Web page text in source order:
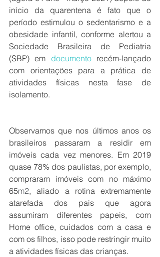
início da quarentena é fato que o
período estimulou o sedentarismo e a
obesidade infantil, conforme alertou a
Sociedade Brasileira de Pediatria
(SBP) em documento recém-lançado
com orientações para a prática de
atividades físicas nesta fase de
isolamento.
Observamos que nos últimos anos os
brasileiros passaram a residir em
imóveis cada vez menores. Em 2019
quase 78% dos paulistas, por exemplo,
compraram imóveis com no máximo
65m2, aliado a rotina extremamente
atarefada dos pais que agora
assumiram diferentes papeis, com
Home office, cuidados com a casa e
com os filhos, isso pode restringir muito
a atividades físicas das crianças.